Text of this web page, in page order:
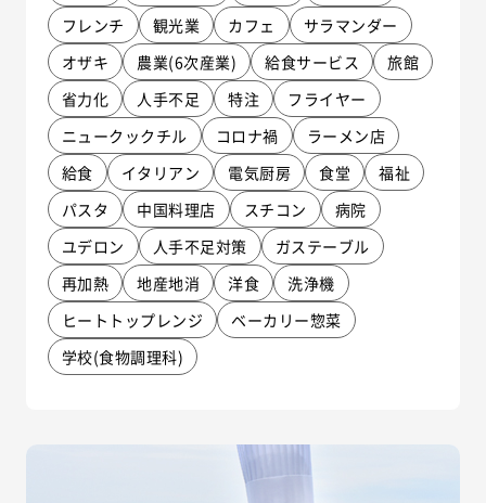
フレンチ
観光業 カフェ
サラマンダー
オザキ
農業(6次産業) 給食サービス
旅館
省力化
人手不足 特注
フライヤー
ニュークックチル
コロナ禍
ラーメン店
給食
イタリアン 電気厨房 食堂
福祉
パスタ
中国料理店 スチコン
病院
ユデロン
人手不足対策
ガステーブル
再加熱
地産地消 洋食
洗浄機
ヒートトップレンジ
ベーカリー惣菜
学校(食物調理科)